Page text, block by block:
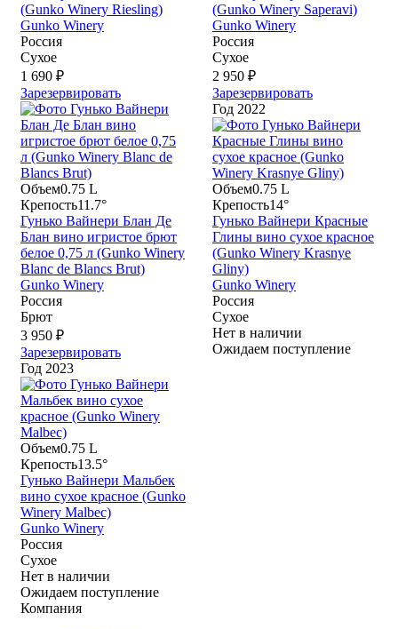
(Gunko Winery Riesling)
Gunko Winery
Россия
Сухое
1 690 ₽
Зарезервировать
(Gunko Winery Saperavi)
Gunko Winery
Россия
Сухое
2 950 ₽
Зарезервировать
Объем0.75 L
Крепость11.7°
Гунько Вайнери Блан Де
Блан вино игристое брют
белое 0,75 л (Gunko Winery
Blanc de Blancs Brut)
Gunko Winery
Россия
Брют
3 950 ₽
Зарезервировать
Год 2022
Объем0.75 L
Крепость14°
Гунько Вайнери Красные
Глины вино сухое красное
(Gunko Winery Krasnye
Gliny)
Gunko Winery
Россия
Сухое
Нет в наличии
Ожидаем поступление
Год 2023
Объем0.75 L
Крепость13.5°
Гунько Вайнери Мальбек
вино сухое красное (Gunko
Winery Malbec)
Gunko Winery
Россия
Сухое
Нет в наличии
Ожидаем поступление
Компания